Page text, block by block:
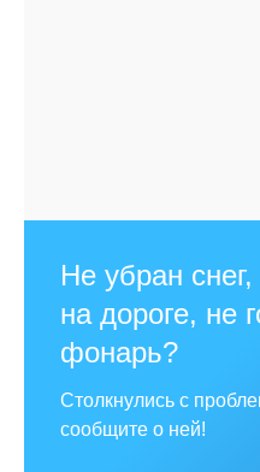
Не убран
на дороге, не
фонарь?
Столкнулись с
сообщите о ней!